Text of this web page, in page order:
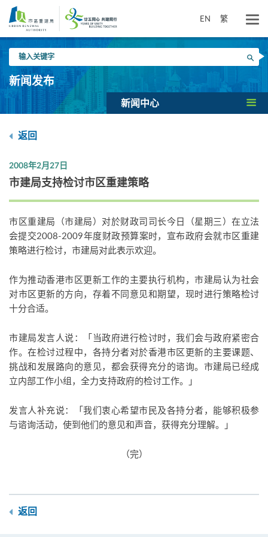
要
EN 繁
入
关
键
搜寻
新闻发布
新闻中心
返回
2008年2月27日
市建局支持检讨市区重建策略
市区重建局（市建局）对於财政司司长今日（星期三）在立法
会提交2008-2009年度财政预算案时，宣布政府会就市区重建
策略进行检讨，市建局对此表示欢迎。
作为推动香港市区更新工作的主要执行机构，市建局认为社会
对市区更新的方向，存着不同意见和期望，现时进行策略检讨
十分合适。
市建局发言人说：「当政府进行检讨时，我们会与政府紧密合
作。在检讨过程中，各持分者对於香港市区更新的主要课题、
挑战和发展路向的意见，都会获得充分的谘询。市建局已经成
立内部工作小组，全力支持政府的检讨工作。」
发言人补充说：「我们衷心希望市民及各持分者，能够积极参
与谘询活动，使到他们的意见和声音，获得充分理解。」
（完）
返回